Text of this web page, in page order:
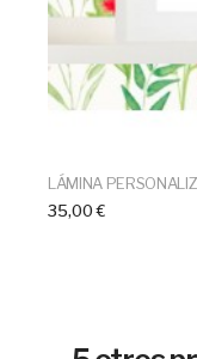
LÁMINA
35,00 €